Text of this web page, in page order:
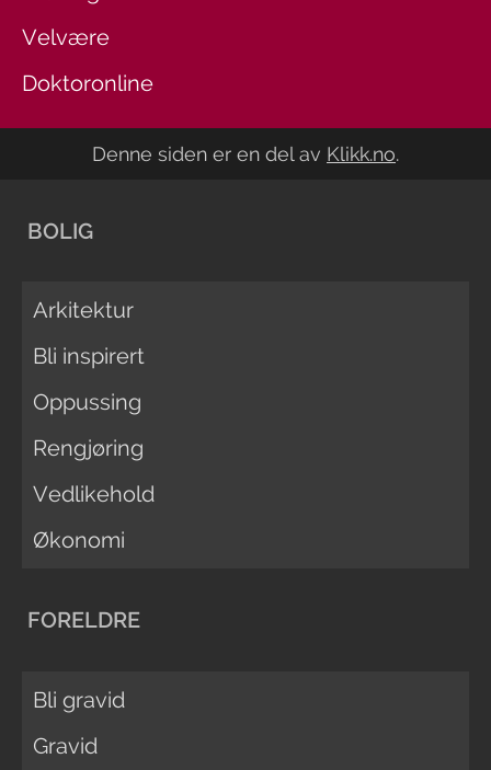
Velvære
Doktoronline
Denne siden er en del av Klikk.no.
BOLIG
Arkitektur
Bli inspirert
Oppussing
Rengjøring
Vedlikehold
Økonomi
FORELDRE
Bli gravid
Gravid